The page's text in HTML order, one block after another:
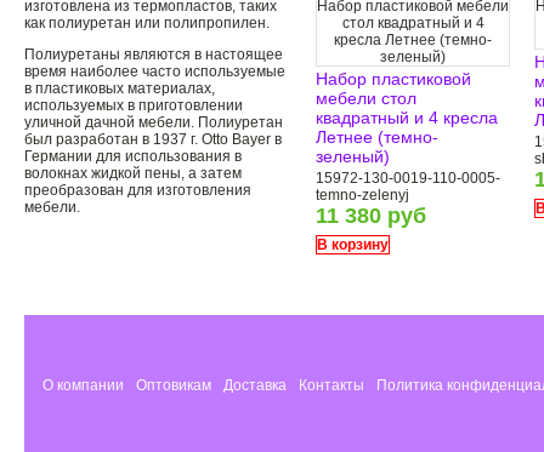
изготовлена ​​из термопластов, таких
как полиуретан или полипропилен.
Полиуретаны являются в настоящее
время наиболее часто используемые
в пластиковых материалах,
используемых в приготовлении
уличной дачной мебели. Полиуретан
был разработан в 1937 г. Otto Bayer в
Германии для использования в
волокнах жидкой пены, а затем
преобразован для изготовления
мебели.
Набор пластиковой мебели
стол квадратный и 4
кресла Летнее (темно-
зеленый)
Набор пластиковой
мебели стол
квадратный и 4 кресла
Летнее (темно-
зеленый)
15972-130-0019-110-0005-
temno-zelenyj
11 380 руб
В корзину
О компании Оптовикам Доставка Контакты Политика